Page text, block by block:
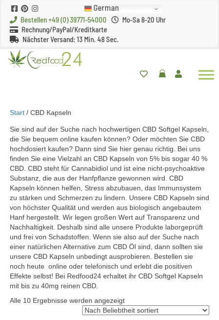
Bestellen +49 (0) 39771-54000
Mo-Sa 8-20 Uhr
Rechnung/PayPal/Kreditkarte
Nächster Versand: 13 Min. 47 Sec.
German
Start / CBD Kapseln
Sie sind auf der Suche nach hochwertigen CBD Softgel Kapseln,
die Sie bequem online kaufen können? Oder möchten Sie CBD
hochdosiert kaufen? Dann sind Sie hier genau richtig. Bei uns
finden Sie eine Vielzahl an CBD Kapseln von 5% bis sogar 40 %
CBD. CBD steht für Cannabidiol und ist eine nicht-psychoaktive
Substanz, die aus der Hanfpflanze gewonnen wird. CBD
Kapseln können helfen, Stress abzubauen, das Immunsystem
zu stärken und Schmerzen zu lindern. Unsere CBD Kapseln sind
von höchster Qualität und werden aus biologisch angebautem
Hanf hergestellt. Wir legen großen Wert auf Transparenz und
Nachhaltigkeit. Deshalb sind alle unsere Produkte laborgeprüft
und frei von Schadstoffen. Wenn sie also auf der Suche nach
einer natürlichen Alternative zum CBD Öl sind, dann sollten sie
unsere CBD Kapseln unbedingt ausprobieren. Bestellen sie
noch heute online oder telefonisch und erlebt die positiven
Effekte selbst! Bei Redfood24 erhaltet ihr CBD Softgel Kapseln
mit bis zu 40mg reinen CBD.
Alle 10 Ergebnisse werden angezeigtNach
Beliebtheit